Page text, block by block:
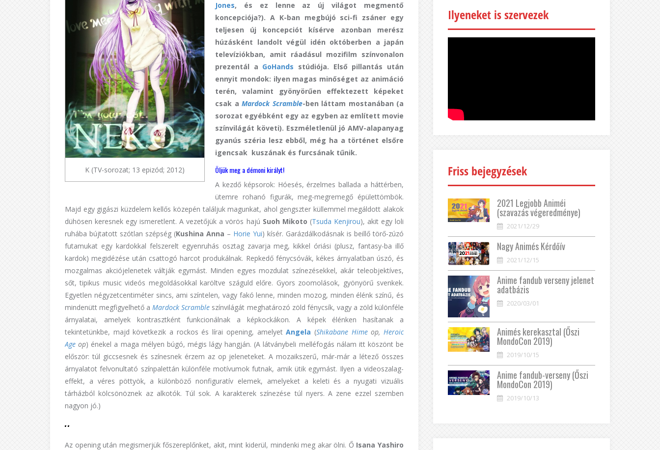
K (TV-sorozat; 13 epizód; 2012)
Jones, és ez lenne az új világot megmentő
koncepciója?). A K-ban megbújó sci-fi zsáner egy
teljesen új koncepciót kísérve azonban merész
húzásként landolt végül idén októberben a japán
televíziókban, amit ráadásul mozifilm színvonalon
prezentál a GoHands stúdiója. Első pillantás után
ennyit mondok: ilyen magas minőséget az animáció
terén, valamint gyönyörűen effektezett képeket
csak a Mardock Scramble-ben láttam mostanában (a
sorozat egyébként egy az egyben az említett movie
színvilágát követi). Eszméletlenül jó AMV-alapanyag
gyanús széria lesz ebből, még ha a történet elsőre
igencsak kuszának és furcsának tűnik.
Öljük meg a démoni királyt!
A kezdő képsorok: Hóesés, érzelmes ballada a háttérben,
ütemre rohanó figurák, meg-megremegő épülettömbök.
Majd egy gigászi küzdelem kellős közepén találjuk magunkat, ahol gengszter küllemmel megáldott alakok
dühösen keresnek egy ismeretlent. A vezetőjük a vörös hajú Suoh Mikoto (Tsuda Kenjirou), akit egy loli
ruhába bújtatott szótlan szépség (Kushina Anna – Horie Yui) kísér. Garázdálkodásnak is beillő törő-zúzó
futamukat egy kardokkal felszerelt egyenruhás osztag zavarja meg, kikkel óriási (plusz, fantasy-ba illő
kardok) megidézése után csattogó harcot produkálnak. Repkedő fénycsóvák, kékes árnyalatban úszó, és
mozgalmas akciójelenetek váltják egymást. Minden egyes mozdulat színezésekkel, akár teleobjektíves,
sőt, tipikus music videós megoldásokkal karöltve száguld előre. Gyors zoomolások, gyönyörű svenkek.
Egyetlen négyzetcentiméter sincs, ami színtelen, vagy fakó lenne, minden mozog, minden élénk színű, és
mindenütt megfigyelhető aMardock Scramble színvilágát meghatározó zöld fénycsík, vagy a zöld különféle
árnyalatai, amelyek kontrasztként funkcionálnak a képkockákon. A képek élénken hasítanak a
tekintetünkbe, majd következik a rockos és lírai opening, amelyetAngela (Shikabane Himeop,Heroic
Age op) énekel a maga mélyen búgó, mégis lágy hangján. (A látványbeli melléfogás nálam itt köszönt be
először: túl giccsesnek és színesnek érzem az op jeleneteket. A mozaikszerű, már-már a létező összes
árnyalatot felvonultató színpalettán különféle motívumok futnak, amik ütik egymást. Ilyen a videoszalag-
effekt, a véres pöttyök, a különböző nonfiguratív elemek, amelyeket a keleti és a nyugati vizuális
tárházból kölcsönöznek az alkotók. Túl sok. A karakterek színezése túl nyers. A zene ezzel szemben
nagyon jó.)
Az opening után megismerjük főszereplőnket, akit, mint kiderül, mindenki meg akar ölni. Ő Isana Yashiro
Ilyeneket is szervezek
Friss bejegyzések
2021 Legjobb Animéi
(szavazás végeredménye)
2021/12/29
Nagy Animés Kérdőív
2021/12/15
Anime fandub verseny jelenet
adatbázis
2020/03/01
Animés kerekasztal (Őszi
MondoCon 2019)
2019/10/15
Anime fandub-verseny (Őszi
MondoCon 2019)
2019/10/13